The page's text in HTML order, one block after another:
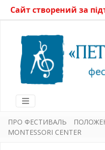
Сайт створений за
ПРО ФЕСТИВАЛЬ
MONTESSORI CENTER